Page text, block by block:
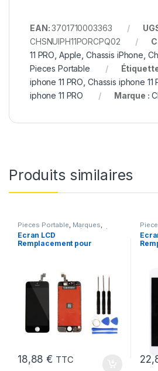
EAN:3701710003363
CHSNUIPH11PORCPQ02
11 PRO Apple Chassis iPhone
Pieces Portable
iphone 11 PRO Chassis iphone 11
iphone 11 PRO
Marque :
Produits similaires
Pieces Portable Marques
Apple iPhone 5 SE (1er Gen)
Ecran LCD
Remplacement pour
18,88€ TTC
Apple